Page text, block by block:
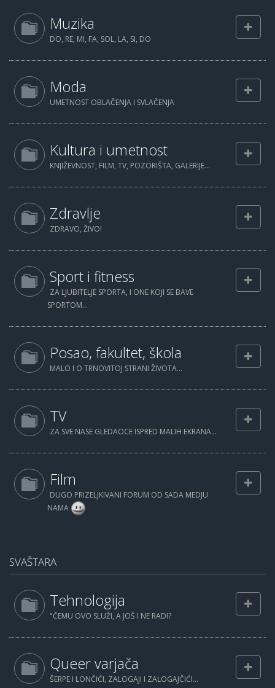
Muzika
DO, RE, MI, FA, SOL, LA, SI, DO
Moda
UMETNOST OBLAČENJA I SVLAČENJA
Kultura i umetnost
KNJIŽEVNOST, FILM, TV, POZORIŠTA, GALERIJE...
Zdravlje
ZDRAVO, ŽIVO!
Sport i fitness
ZA LJUBITELJE SPORTA, I ONE KOJI SE BAVE
SPORTOM...
Posao, fakultet, škola
MALO I O TRNOVITOJ STRANI ŽIVOTA...
TV
ZA SVE NASE GLEDAOCE ISPRED MALIH EKRANA...
Film
DUGO PRIZELJKIVANI FORUM OD SADA MEDJU
NAMA
SVAŠTARA
Tehnologija
"ČEMU OVO SLUŽI, A JOŠ I NE RADI?
Queer varjača
ŠERPE I LONČIĆI, ZALOGAJI I ZALOGAJČIĆI...